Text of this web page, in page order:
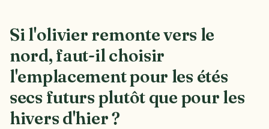
Si l'olivier remonte vers le
nord, faut-il choisir
l'emplacement pour les étés
secs futurs plutôt que pour les
hivers d'hier ?